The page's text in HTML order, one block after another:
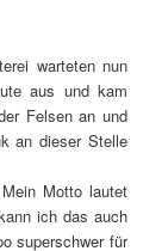
warteten nun
aus und kam
Felsen an und
an dieser Stelle
Motto lautet
ich das auch
superschwer für